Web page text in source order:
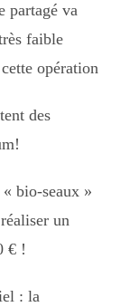
partagé va
faible
opération
des
bio-seaux »
un
€ !
: la